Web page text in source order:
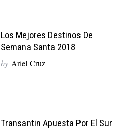
Los Mejores Destinos De
Semana Santa 2018
by Ariel Cruz
Transantin Apuesta Por El Sur